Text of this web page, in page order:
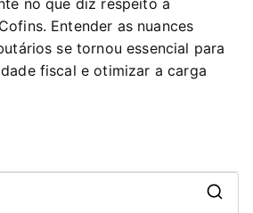
Entender as nuances
se tornou essencial para
fiscal e otimizar a carga